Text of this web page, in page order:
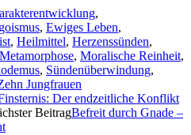
,
, Ewiges Leben,
, Heilmittel, Herzenssünden,
Metamorphose, Moralische Reinheit,
, Sündenüberwindung,
Jungfrauen
Der endzeitliche Konflikt
BeitragBefreit durch Gnade –